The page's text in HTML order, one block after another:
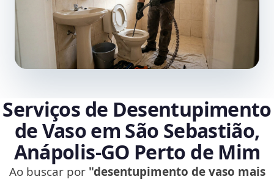
Serviços de Desentupimento
de Vaso em São Sebastião,
Anápolis‑GO Perto de Mim
Ao buscar por "desentupimento de vaso mais